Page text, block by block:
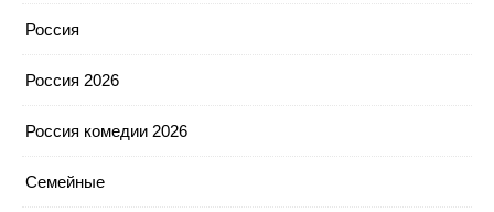
Россия
Россия 2026
Россия комедии 2026
Семейные